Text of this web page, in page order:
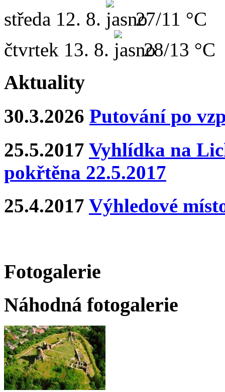
středa 12. 8.
27/11 °C
čtvrtek 13. 8. 28/13 °C
Aktuality
30.3.2026 Putování po
25.5.2017 Vyhlídka na
pokřtěna 22.5.2017
25.4.2017 Výhledové
Fotogalerie
Náhodná fotogalerie